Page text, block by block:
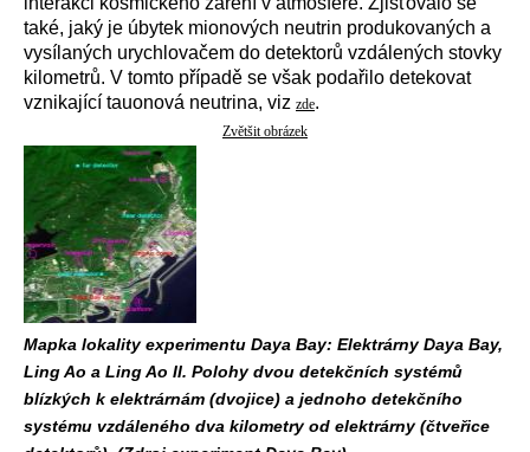
také, jaký je úbytek mionových neutrin produkovaných a
vysílaných urychlovačem do detektorů vzdálených stovky
kilometrů. V tomto případě se však podařilo detekovat
vznikající tauonová neutrina, viz zde.
Zvětšit obrázek
Mapka lokality experimentu Daya Bay: Elektrárny Daya Bay,
Ling Ao a Ling Ao II. Polohy dvou detekčních systémů
blízkých k elektrárnám (dvojice) a jednoho detekčního
systému vzdáleného dva kilometry od elektrárny (čtveřice